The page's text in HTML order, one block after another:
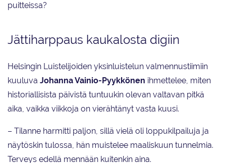
puitteissa?
Jättiharppaus kaukalosta digiin
Helsingin Luistelijoiden yksinluistelun valmennustiimiin
kuuluva Johanna Vainio-Pyykkönen ihmettelee, miten
historiallisista päivistä tuntuukin olevan valtavan pitkä
aika, vaikka viikkoja on vierähtänyt vasta kuusi.
– Tilanne harmitti paljon, sillä vielä oli loppukilpailuja ja
näytöskin tulossa, hän muistelee maaliskuun tunnelmia.
Terveys edellä mennään kuitenkin aina.